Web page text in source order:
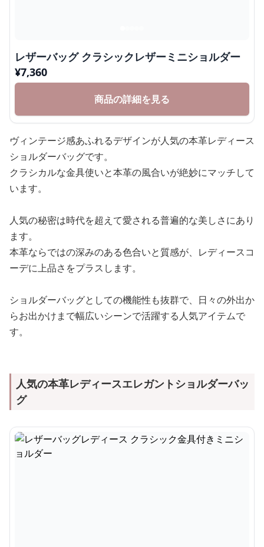
レザーバッグ クラシックレザーミニショルダー
¥7,360
商品の詳細を見る
ヴィンテージ感あふれるデザインが人気の本革レディース
ショルダーバッグです。
クラシカルな金具使いと本革の風合いが絶妙にマッチして
います。
人気の秘密は時代を超えて愛される普遍的な美しさにあり
ます。
本革ならではの深みのある色合いと質感が、レディースコ
ーデに上品さをプラスします。
ショルダーバッグとしての機能性も抜群で、日々の外出か
らお出かけまで幅広いシーンで活躍する人気アイテムで
す。
人気の本革レディースエレガントショルダーバッ
グ